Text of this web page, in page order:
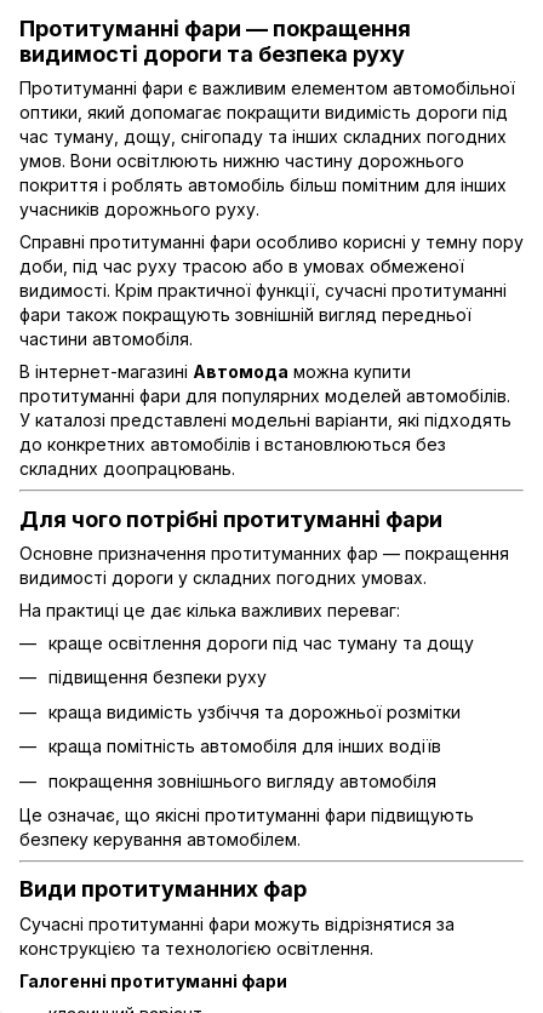
Протитуманні фари — покращення
видимості дороги та безпека руху
Протитуманні фари є важливим елементом автомобільної
оптики, який допомагає покращити видимість дороги під
час туману, дощу, снігопаду та інших складних погодних
умов. Вони освітлюють нижню частину дорожнього
покриття і роблять автомобіль більш помітним для інших
учасників дорожнього руху.
Справні протитуманні фари особливо корисні у темну пору
доби, під час руху трасою або в умовах обмеженої
видимості. Крім практичної функції, сучасні протитуманні
фари також покращують зовнішній вигляд передньої
частини автомобіля.
В інтернет-магазині Автомода можна купити
протитуманні фари для популярних моделей автомобілів.
У каталозі представлені модельні варіанти, які підходять
до конкретних автомобілів і встановлюються без
складних доопрацювань.
Для чого потрібні протитуманні фари
Основне призначення протитуманних фар — покращення
видимості дороги у складних погодних умовах.
На практиці це дає кілька важливих переваг:
краще освітлення дороги під час туману та дощу
підвищення безпеки руху
краща видимість узбіччя та дорожньої розмітки
краща помітність автомобіля для інших водіїв
покращення зовнішнього вигляду автомобіля
Це означає, що якісні протитуманні фари підвищують
безпеку керування автомобілем.
Види протитуманних фар
Сучасні протитуманні фари можуть відрізнятися за
конструкцією та технологією освітлення.
Галогенні протитуманні фари